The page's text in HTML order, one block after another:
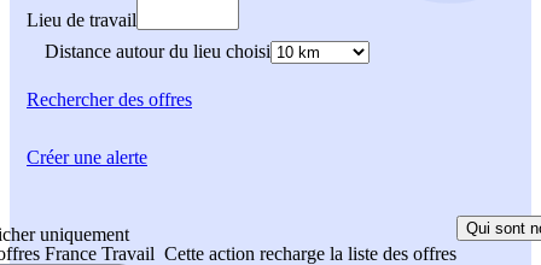
Lieu de travail
Distance autour du lieu choisi
Rechercherdes offres
uniquement
France Travail Cette action recharge la liste des offres
Qui sont
Créer une alerte